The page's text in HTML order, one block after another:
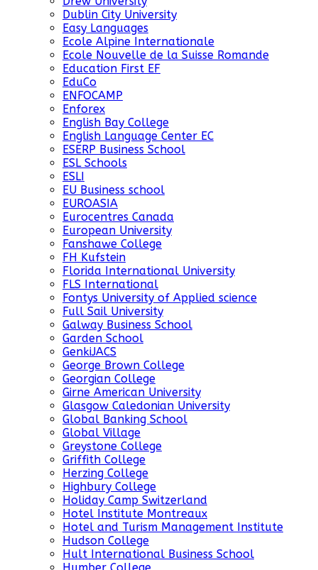
Dublin City University
Easy Languages
Ecole Alpine Internationale
Ecole Nouvelle de la Suisse Romande
Education First EF
EduCo
ENFOCAMP
Enforex
English Bay College
English Language Center EC
ESERP Business School
ESL Schools
ESLI
EU Business school
EUROASIA
Eurocentres Canada
European University
Fanshawe College
FH Kufstein
Florida International University
FLS International
Fontys University of Applied science
Full Sail University
Galway Business School
Garden School
GenkiJACS
George Brown College
Georgian College
Girne American University
Glasgow Caledonian University
Global Banking School
Global Village
Greystone College
Griffith College
Herzing College
Highbury College
Holiday Camp Switzerland
Hotel Institute Montreaux
Hotel and Turism Management Institute
Hudson College
Hult International Business School